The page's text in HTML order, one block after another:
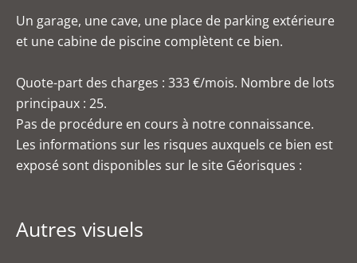
Un garage, une cave, une place de parking extérieure
et une cabine de piscine complètent ce bien.
Quote-part des charges : 333 €/mois. Nombre de lots
principaux : 25.
Pas de procédure en cours à notre connaissance.
Les informations sur les risques auxquels ce bien est
exposé sont disponibles sur le site Géorisques :
Autres visuels